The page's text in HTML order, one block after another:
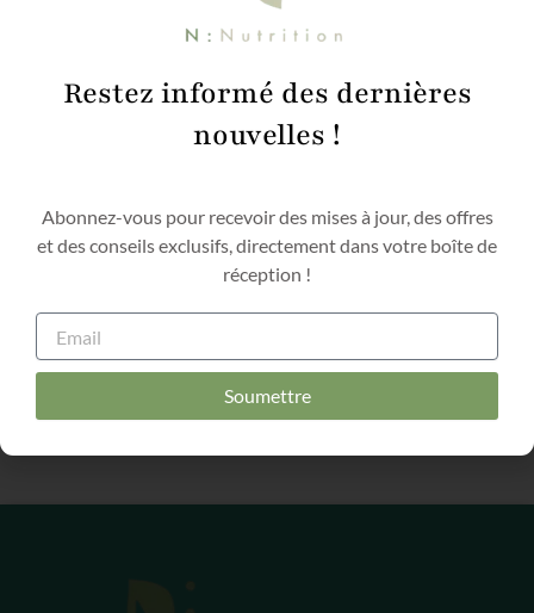
Restez informé des dernières
nouvelles !
Abonnez-vous pour recevoir des mises à jour, des offres
et des conseils exclusifs, directement dans votre boîte de
réception !
Email
Soumettre